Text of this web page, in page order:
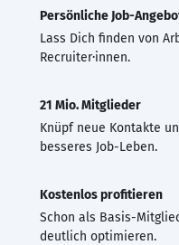
Persönliche Job-
Lass Dich finden von
Recruiter·innen.
21 Mio. Mitglieder
Knüpf neue Kontakte
besseres Job-Leben.
Kostenlos profitieren
Schon als Basis-
deutlich optimieren.